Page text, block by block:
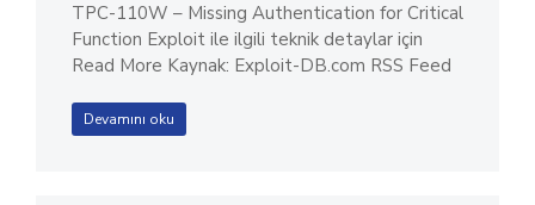
TPC-110W – Missing Authentication for Critical
Function Exploit ile ilgili teknik detaylar için
Read More Kaynak: Exploit-DB.com RSS Feed
Devamını oku